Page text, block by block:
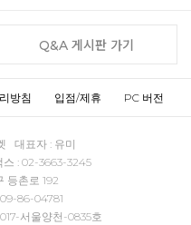
Q&A 게시판 가기
방침 입점/제휴 PC 버전
대표자 : 유미
: 02-3663-3245
등촌로 192
86-04781
서울양천-0835호